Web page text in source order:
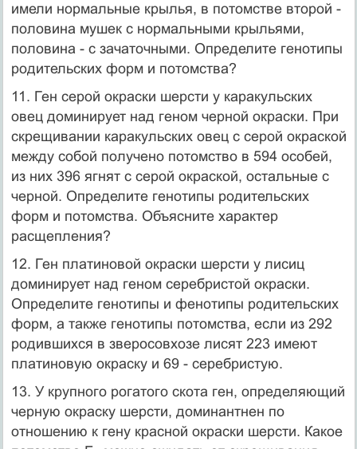
имели нормальные крылья, в потомстве второй -
половина мушек с нормальными крыльями,
половина - с зачаточными. Определите генотипы
ро­дительских форм и потомства?
11. Ген серой окраски шерсти у каракульских
овец доминирует над геном чер­ной окраски. При
скрещивании каракульских овец с серой окраской
между со­бой получено потомство в 594 особей,
из них 396 ягнят с серой окраской, ос­тальные с
черной. Определите генотипы родительских
форм и потомства. Объ­ясните характер
расщепления?
12. Ген платиновой окраски шерсти у лисиц
доминирует над геном серебристой окраски.
Определите генотипы и фенотипы родительских
форм, а также гено­типы потомства, если из 292
родившихся в зверосовхозе лисят 223 имеют
пла­тиновую окраску и 69 - серебристую.
13. У крупного рогатого скота ген, определяющий
черную окраску шерсти, доминантнен по
отношению к гену красной окраски шерсти. Какое